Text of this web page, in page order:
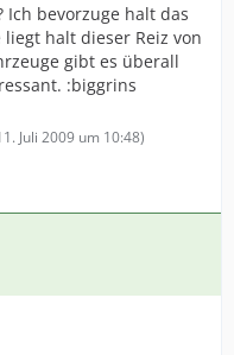
Ich bevorzuge halt das
halt dieser Reiz von
gibt es überall
:biggrins
Juli 2009 um 10:48)